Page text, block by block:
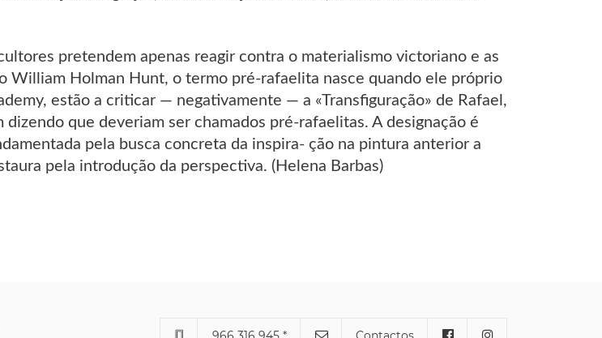
pretendem apenas reagir contra o materialismo victoriano e as
William Holman Hunt, o termo pré-rafaelita nasce quando ele próprio
estão a criticar — negativamente — a «Transfiguração» de Rafael,
que deveriam ser chamados pré-rafaelitas. A designação é
pela busca concreta da inspira- ção na pintura anterior a
pela introdução da perspectiva. (Helena Barbas)